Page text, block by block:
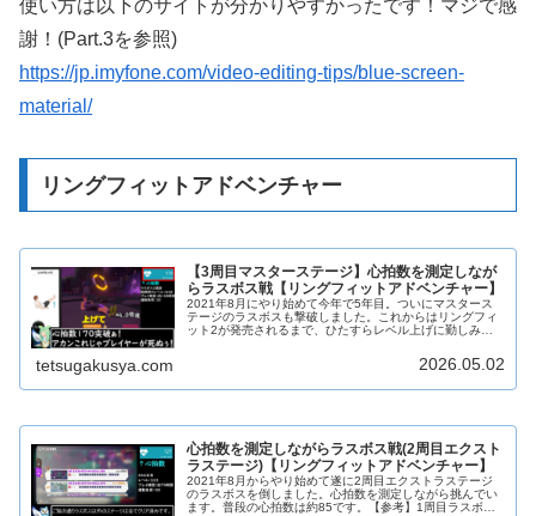
使い方は以下のサイトが分かりやすかったです！マジで感
謝！(Part.3を参照)
https://jp.imyfone.com/video-editing-tips/blue-screen-
material/
リングフィットアドベンチャー
【3周目マスターステージ】心拍数を測定しなが
らラスボス戦【リングフィットアドベンチャー】
2021年8月にやり始めて今年で5年目。ついにマスタース
テージのラスボスも撃破しました。これからはリングフィ
ット2が発売されるまで、ひたすらレベル上げに勤しみま
tetsugakusya.com 2026.05.02
心拍数を測定しながらラスボス戦(2周目エクスト
ラステージ)【リングフィットアドベンチャー】
2021年8月からやり始めて遂に2周目エクストラステージ
のラスボスを倒しました。心拍数を測定しながら挑んでい
ます。普段の心拍数は約85です。【参考】1周目ラスボス